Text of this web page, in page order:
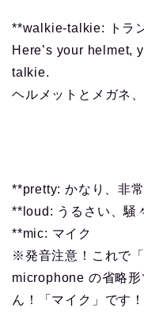
**walkie-talkie: トラ
Here’s your helmet,
talkie.
ヘルメットとメガネ
**pretty: かなり、非
**loud: うるさい、騒
**mic: マイク
※発音注意！これで
microphone の省略
ん！「マイク」です！